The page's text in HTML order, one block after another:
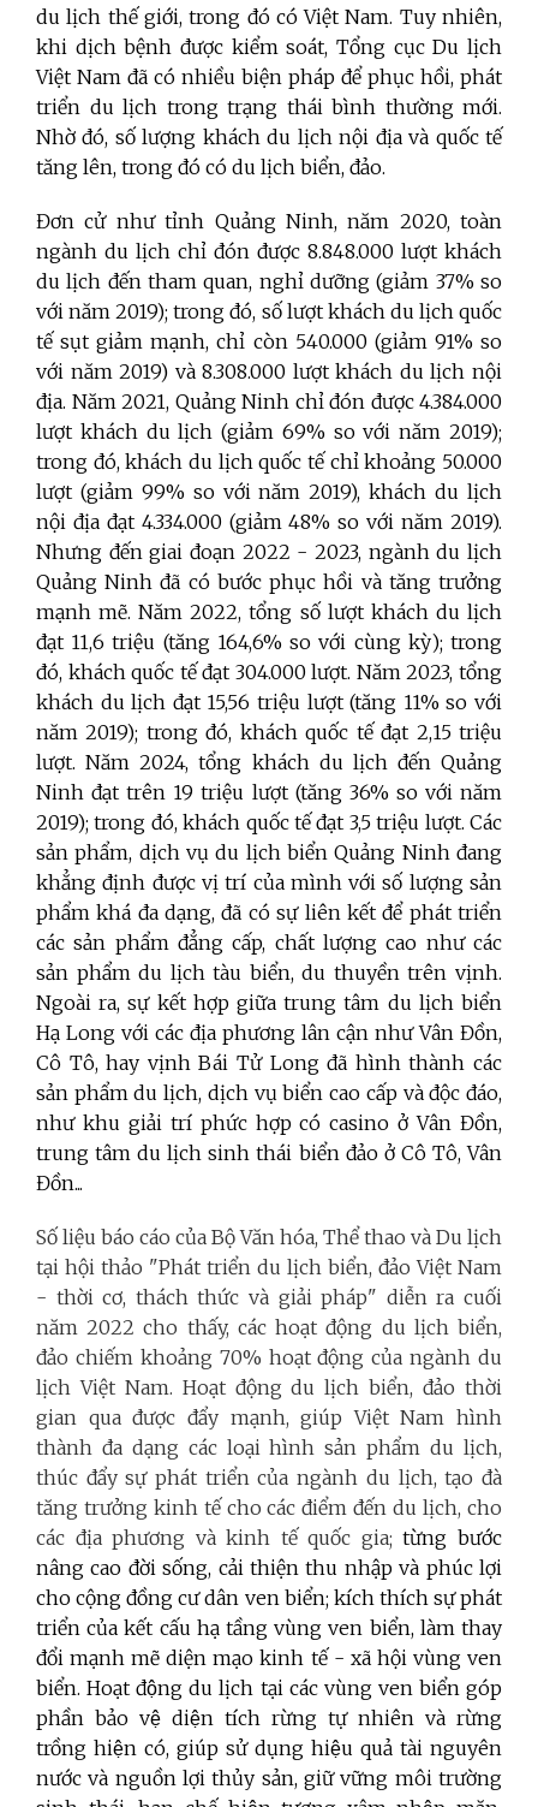
du lịch thế giới, trong đó có Việt Nam. Tuy nhiên,
khi dịch bệnh được kiểm soát, Tổng cục Du lịch
Việt Nam đã có nhiều biện pháp để phục hồi, phát
triển du lịch trong trạng thái bình thường mới.
Nhờ đó, số lượng khách du lịch nội địa và quốc tế
tăng lên, trong đó có du lịch biển, đảo.
Đơn cử như tỉnh Quảng Ninh, năm 2020, toàn
ngành du lịch chỉ đón được 8.848.000 lượt khách
du lịch đến tham quan, nghỉ dưỡng (giảm 37% so
với năm 2019); trong đó, số lượt khách du lịch quốc
tế sụt giảm mạnh, chỉ còn 540.000 (giảm 91% so
với năm 2019) và 8.308.000 lượt khách du lịch nội
địa. Năm 2021, Quảng Ninh chỉ đón được 4.384.000
lượt khách du lịch (giảm 69% so với năm 2019);
trong đó, khách du lịch quốc tế chỉ khoảng 50.000
lượt (giảm 99% so với năm 2019), khách du lịch
nội địa đạt 4.334.000 (giảm 48% so với năm 2019).
Nhưng đến giai đoạn 2022 - 2023, ngành du lịch
Quảng Ninh đã có bước phục hồi và tăng trưởng
mạnh mẽ. Năm 2022, tổng số lượt khách du lịch
đạt 11,6 triệu (tăng 164,6% so với cùng kỳ); trong
đó, khách quốc tế đạt 304.000 lượt. Năm 2023, tổng
khách du lịch đạt 15,56 triệu lượt (tăng 11% so với
năm 2019); trong đó, khách quốc tế đạt 2,15 triệu
lượt. Năm 2024, tổng khách du lịch đến Quảng
Ninh đạt trên 19 triệu lượt (tăng 36% so với năm
2019); trong đó, khách quốc tế đạt 3,5 triệu lượt. Các
sản phẩm, dịch vụ du lịch biển Quảng Ninh đang
khẳng định được vị trí của mình với số lượng sản
phẩm khá đa dạng, đã có sự liên kết để phát triển
các sản phẩm đẳng cấp, chất lượng cao như các
sản phẩm du lịch tàu biển, du thuyền trên vịnh.
Ngoài ra, sự kết hợp giữa trung tâm du lịch biển
Hạ Long với các địa phương lân cận như Vân Đồn,
Cô Tô, hay vịnh Bái Tử Long đã hình thành các
sản phẩm du lịch, dịch vụ biển cao cấp và độc đáo,
như khu giải trí phức hợp có casino ởVân Đồn,
trung tâm du lịch sinh thái biển đảo ở Cô Tô, Vân
Đồn...
Số liệu báo cáo của Bộ Văn hóa, Thể thao và Du lịch
tại hội thảo "Phát triển du lịch biển, đảo Việt Nam
- thời cơ, thách thức và giải pháp" diễn ra cuối
năm 2022 cho thấy, các hoạt động du lịch biển,
đảo chiếm khoảng 70% hoạt động của ngành du
lịch Việt Nam. Hoạt động du lịch biển, đảo thời
gian qua được đẩy mạnh, giúp Việt Nam hình
thành đa dạng các loại hình sản phẩm du lịch,
thúc đẩy sự phát triển của ngành du lịch, tạo đà
tăng trưởng kinh tế cho các điểm đến du lịch, cho
các địa phương và kinh tế quốc gia;từng bước
nâng cao đời sống, cải thiện thu nhập và phúc lợi
cho cộng đồng cư dân ven biển; kích thích sự phát
triển của kết cấu hạ tầng vùng ven biển, làm thay
đổi mạnh mẽ diện mạo kinh tế - xã hội vùng ven
biển. Hoạt động du lịch tại các vùng ven biển góp
phần bảo vệ diện tích rừng tự nhiên và rừng
trồng hiện có, giúp sử dụng hiệu quả tài nguyên
nước và nguồn lợi thủy sản, giữ vững môi trường